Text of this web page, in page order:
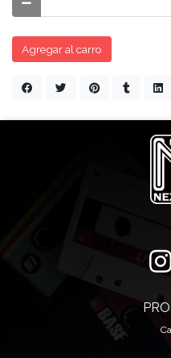
Agregar al carro